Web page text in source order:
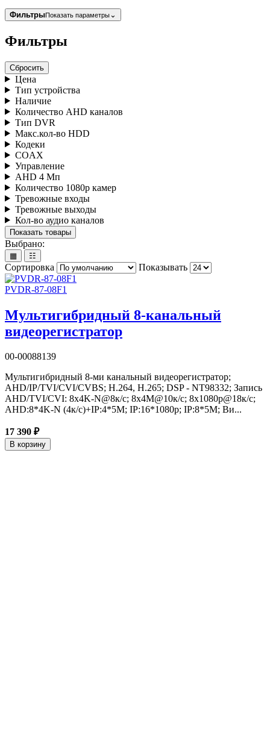
ФильтрыПоказать параметры⌄
Фильтры
Сбросить
Цена
Тип устройства
Наличие
Количество AHD каналов
Тип DVR
Макс.кол-во HDD
Кодеки
COAX
Управление
AHD 4 Мп
Количество 1080p камер
Тревожные входы
Тревожные выходы
Кол-во аудио каналов
Показать товары
Выбрано:
▦ ☷
Сортировка Показывать
PVDR-87-08F1
Мультигибридный 8-канальный
видеорегистратор
00-00088139
Мультигибридный 8-ми канальный видеорегистратор;
AHD/IP/TVI/CVI/CVBS; H.264, H.265; DSP - NT98332; Запись
AHD/TVI/CVI: 8х4K-N@8к/с; 8х4M@10к/с; 8х1080p@18к/с;
AHD:8*4K-N (4к/с)+IP:4*5M; IP:16*1080p; IP:8*5M; Ви...
17 390 ₽
В корзину